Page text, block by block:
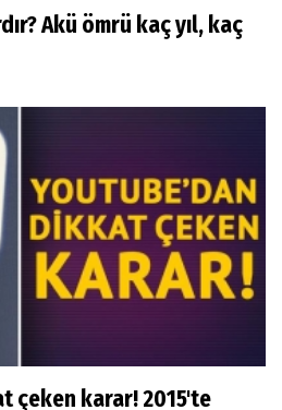
Akü ömrü kaç yıl, kaç
çeken karar! 2015'te